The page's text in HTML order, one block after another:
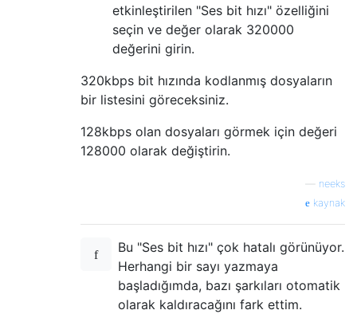
etkinleştirilen "Ses bit hızı" özelliğini
seçin ve değer olarak 320000
değerini girin.
320kbps bit hızında kodlanmış dosyaların
bir listesini göreceksiniz.
128kbps olan dosyaları görmek için değeri
128000 olarak değiştirin.
neeks
kaynak
Bu "Ses bit hızı" çok hatalı görünüyor.
Herhangi bir sayı yazmaya
başladığımda, bazı şarkıları otomatik
olarak kaldıracağını fark ettim.